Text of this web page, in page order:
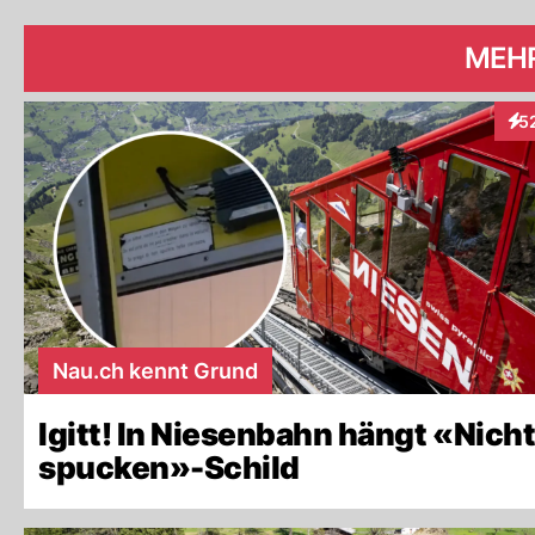
Nau.ch kennt Grund
Igitt! In Niesenbahn hängt «Nicht
spucken»-Schild